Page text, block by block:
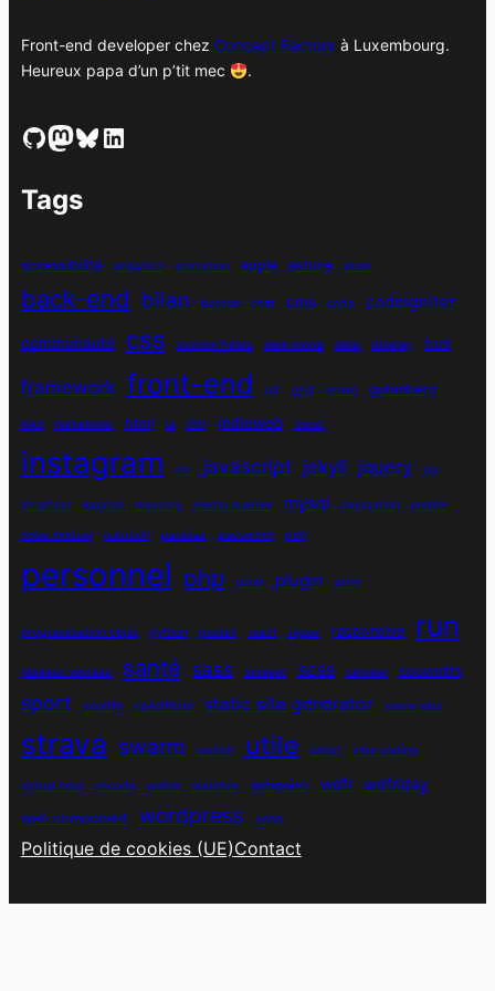
Front-end developer chez Concept Factoryà Luxembourg.
Heureux papa d’un p’tit mec
.
GitHub Mastodon Bluesky LinkedIn
Tags
accessibilité analytics animation apple astuce atom
back-end bilan bouton chat cms coda codeigniter
communauté css custom fields dark mode date display font
framework front-end git grid growl gutenberg
hike homebrew html ia ifttt indieweb input
instagram ios javascript jekyll jquery jsx
localhost logiciel masonry media queries mysql navigation nodejs
node module nutrition parallax password pdo
personnel php pixel plugin print
programmation objet python quotes react regex responsive run
réseaux sociaux santé sass scraper scss serveur souvenirs
sport spotify spécificité static site generator steve jobs
strava swarm switch utile vhost vibe coding
virtual host vscode watch watchos wdapéro wdfr wdfriday
web component wordpress yoga
Politique de cookies (UE)Contact